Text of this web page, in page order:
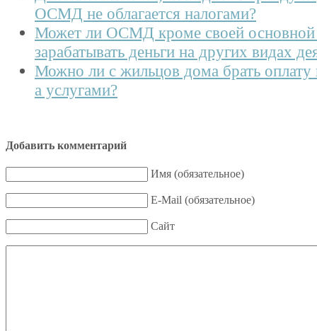
ОСМД не облагается налогами?
Может ли ОСМД кроме своей основной
зарабатывать деньги на других видах
Можно ли с жильцов дома брать оплату
а услугами?
Добавить комментарий
Имя (обязательное)
E-Mail (обязательное)
Сайт